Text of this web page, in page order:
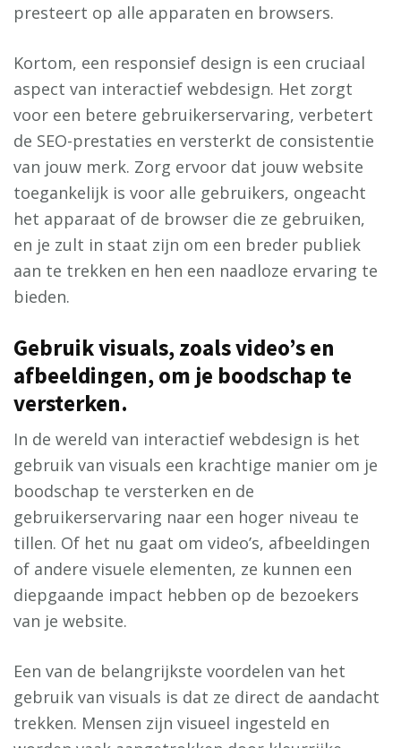
presteert op alle apparaten en browsers.
Kortom, een responsief design is een cruciaal
aspect van interactief webdesign. Het zorgt
voor een betere gebruikerservaring, verbetert
de SEO-prestaties en versterkt de consistentie
van jouw merk. Zorg ervoor dat jouw website
toegankelijk is voor alle gebruikers, ongeacht
het apparaat of de browser die ze gebruiken,
en je zult in staat zijn om een breder publiek
aan te trekken en hen een naadloze ervaring te
bieden.
Gebruik visuals, zoals video’s en
afbeeldingen, om je boodschap te
versterken.
In de wereld van interactief webdesign is het
gebruik van visuals een krachtige manier om je
boodschap te versterken en de
gebruikerservaring naar een hoger niveau te
tillen. Of het nu gaat om video’s, afbeeldingen
of andere visuele elementen, ze kunnen een
diepgaande impact hebben op de bezoekers
van je website.
Een van de belangrijkste voordelen van het
gebruik van visuals is dat ze direct de aandacht
trekken. Mensen zijn visueel ingesteld en